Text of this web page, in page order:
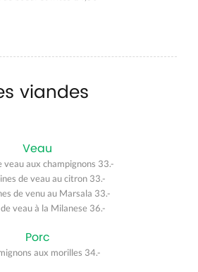
viandes
Veau
veau aux champignons 33.-
de veau au citron 33.-
de venu au Marsala 33.-
veau à la Milanese 36.-
Porc
aux morilles 34.-